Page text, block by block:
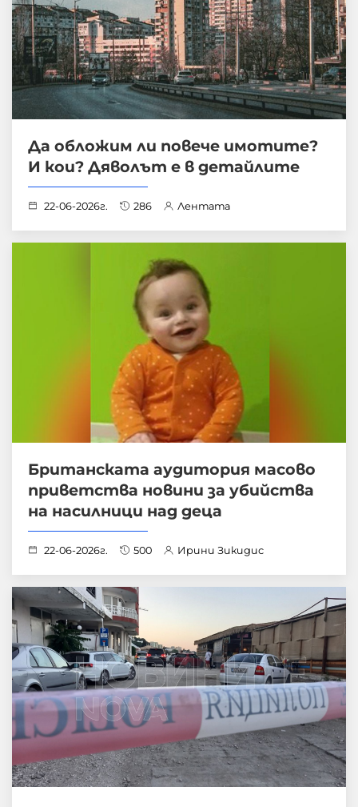
Да обложим ли повече имотите?
И кои? Дяволът е в детайлите
22-06-2026г. 286 Лентата
Британската аудитория масово
приветства новини за убийства
на насилници над деца
22-06-2026г. 500 Ирини Зикидис